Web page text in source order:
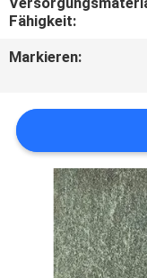
EIN
ANGEBOT
SITEMAP
Fähigkeit:
Markieren: